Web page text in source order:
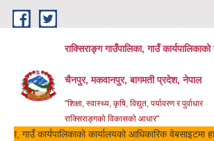
Skip to main content
राक्सिराङ्ग गाउँपालिका, गाउँ कार्यपालिकाको
चैनपुर, मकवानपुर, बागमती प्रदेश, नेपाल
"शिक्षा, स्वास्थ्य, कृषि, विद्युत, पर्यावरण र पुर्वाधार
राक्सिराङ्गको विकासको आधार"
गाउँ कार्यपालिकाको कार्यालयको आधिकारिक